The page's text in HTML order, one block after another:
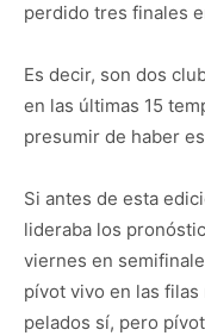
perdido tres finales
Es decir, son dos
en las últimas 15
presumir de haber
Si antes de esta
lideraba los
viernes en
pívot vivo en las
pelados sí, pero